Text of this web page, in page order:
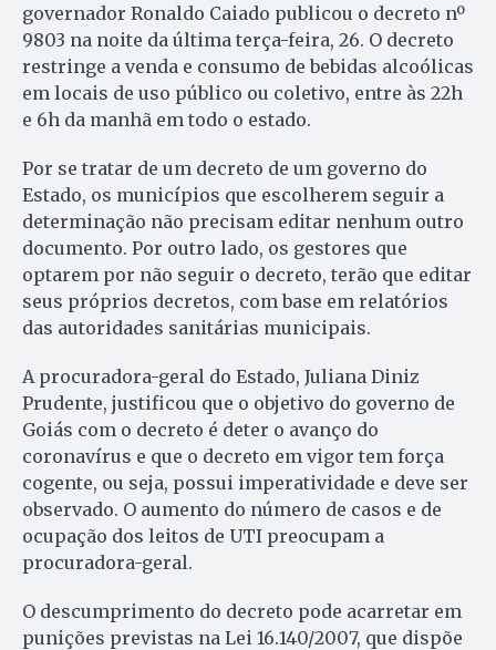
governador Ronaldo Caiado publicou o decreto nº
9803 na noite da última terça-feira, 26. O decreto
restringe a venda e consumo de bebidas alcoólicas
em locais de uso público ou coletivo, entre às 22h
e 6h da manhã em todo o estado.
Por se tratar de um decreto de um governo do
Estado, os municípios que escolherem seguir a
determinação não precisam editar nenhum outro
documento. Por outro lado, os gestores que
optarem por não seguir o decreto, terão que editar
seus próprios decretos, com base em relatórios
das autoridades sanitárias municipais.
A procuradora-geral do Estado, Juliana Diniz
Prudente, justificou que o objetivo do governo de
Goiás com o decreto é deter o avanço do
coronavírus e que o decreto em vigor tem força
cogente, ou seja, possui imperatividade e deve ser
observado. O aumento do número de casos e de
ocupação dos leitos de UTI preocupam a
procuradora-geral.
O descumprimento do decreto pode acarretar em
punições previstas na Lei 16.140/2007, que dispõe